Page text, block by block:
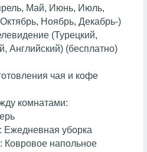
Май, Июнь, Июль,
Ноябрь, Декабрь-)
(Турецкий,
Английский) (бесплатно)
чая и кофе
комнатами:
Ежедневная уборка
Ковровое напольное